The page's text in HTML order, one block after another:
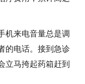
来电音量总是调
的电话。接到急诊
立马挎起药箱赶到